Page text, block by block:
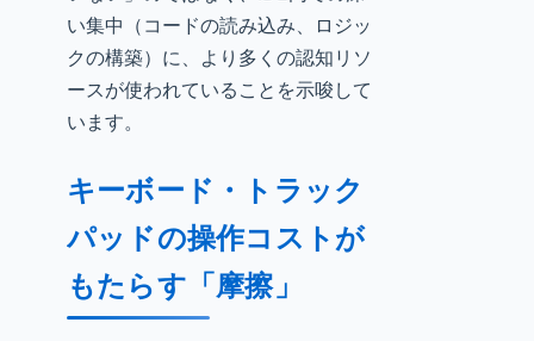
い集中（コードの読み込み、ロジッ
クの構築）に、より多くの認知リソ
ースが使われていることを示唆して
います。
キーボード・トラック
パッドの操作コストが
もたらす「摩擦」